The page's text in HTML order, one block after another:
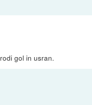
gol in usran.